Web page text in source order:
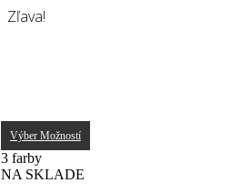
979 €.
Zľava!
Výber Možností
3 farby
NA SKLADE